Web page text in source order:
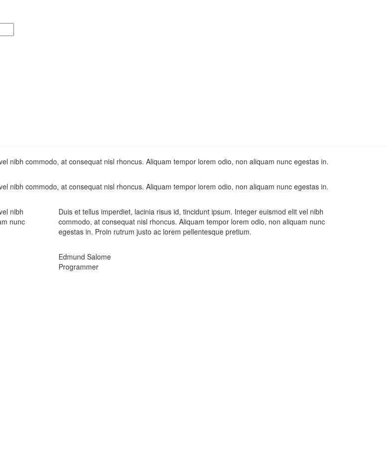
nibh commodo, at consequat nisl rhoncus. Aliquam tempor lorem odio, non aliquam nunc egestas in.
nibh commodo, at consequat nisl rhoncus. Aliquam tempor lorem odio, non aliquam nunc egestas in.
nibh
nunc
Duis et tellus imperdiet, lacinia risus id, tincidunt ipsum. Integer euismod elit vel nibh
commodo, at consequat nisl rhoncus. Aliquam tempor lorem odio, non aliquam nunc
egestas in. Proin rutrum justo ac lorem pellentesque pretium.
Edmund Salome
Programmer